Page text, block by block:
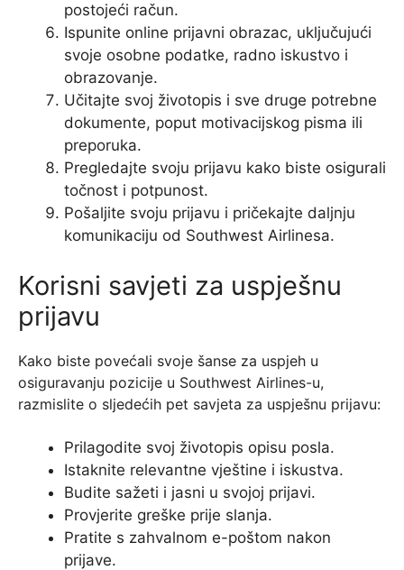
postojeći račun.
Ispunite online prijavni obrazac, uključujući
svoje osobne podatke, radno iskustvo i
obrazovanje.
Učitajte svoj životopis i sve druge potrebne
dokumente, poput motivacijskog pisma ili
preporuka.
Pregledajte svoju prijavu kako biste osigurali
točnost i potpunost.
Pošaljite svoju prijavu i pričekajte daljnju
komunikaciju od Southwest Airlinesa.
Korisni savjeti za uspješnu
prijavu
Kako biste povećali svoje šanse za uspjeh u
osiguravanju pozicije u Southwest Airlines-u,
razmislite o sljedećih pet savjeta za uspješnu prijavu:
Prilagodite svoj životopis opisu posla.
Istaknite relevantne vještine i iskustva.
Budite sažeti i jasni u svojoj prijavi.
Provjerite greške prije slanja.
Pratite s zahvalnom e-poštom nakon
prijave.